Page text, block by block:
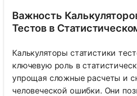
Важность
Тестов в
Калькуляторы статистики
ключевую роль в
упрощая сложные расчеты и
человеческой ошибки. Они